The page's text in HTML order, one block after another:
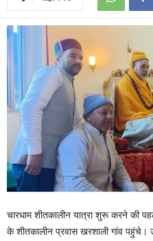
चारधाम शीतकालीन यात्रा शुरू करने की
के शीतकालीन प्रवास खरशाली गांव पहुंचे।